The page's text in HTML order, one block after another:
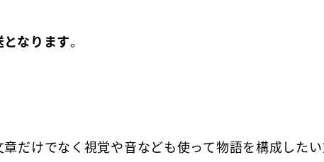
なります。
だけでなく視覚や音なども使って物語を構成した